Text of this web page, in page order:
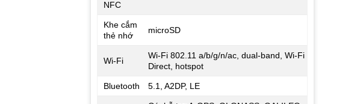
NFC
Khe cắm
thẻ nhớ
microSD
Wi-Fi
Wi-Fi 802.11 a/b/g/n/ac, dual-band, Wi-Fi
Direct, hotspot
Bluetooth 5.1, A2DP, LE